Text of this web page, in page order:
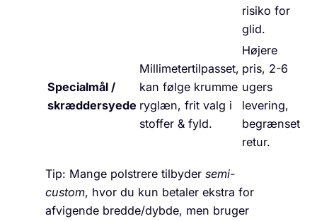
risiko for
glid.
Specialmål /
skræddersyede
Millimetertilpasset,
kan følge krumme
ryglæn, frit valg i
stoffer & fyld.
Højere
pris, 2-6
ugers
levering,
begrænset
retur.
Tip: Mange polstrere tilbyder semi-
custom, hvor du kun betaler ekstra for
afvigende bredde/dybde, men bruger